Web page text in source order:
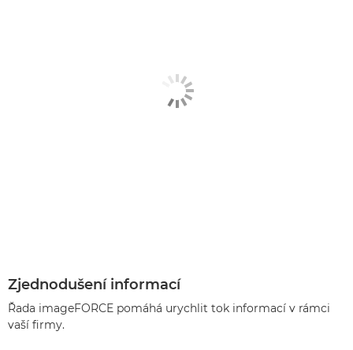
Zjednodušení informací
Řada imageFORCE pomáhá urychlit tok informací v rámci
vaší firmy.